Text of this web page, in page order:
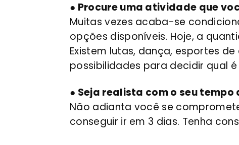
● Procure uma atividade que
Muitas vezes acaba-se
opções disponíveis. Hoje, a
Existem lutas, dança, esportes
possibilidades para decidir qual
● Seja realista com o seu tempo
Não adianta você se
conseguir ir em 3 dias. Tenha